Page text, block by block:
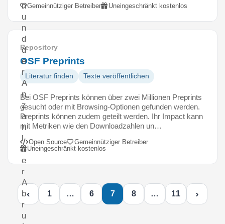
n
u
n
d
d
e
r
A
n
z
a
h
l
d
e
r
A
b
r
u
Gemeinnütziger Betreiber Uneingeschränkt kostenlos
Repository
OSF Preprints
Literatur finden Texte veröffentlichen
Bei OSF Preprints können über zwei Millionen Preprints
gesucht oder mit Browsing-Optionen gefunden werden.
Preprints können zudem geteilt werden. Ihr Impact kann
mit Metriken wie den Downloadzahlen un…
Open Source
Gemeinnütziger Betreiber
Uneingeschränkt kostenlos
‹ 1 … 6 7 8 … 11 ›